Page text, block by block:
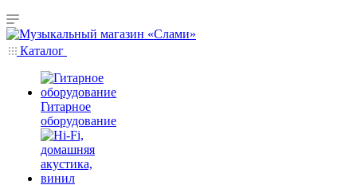
Каталог
Гитарное
оборудование